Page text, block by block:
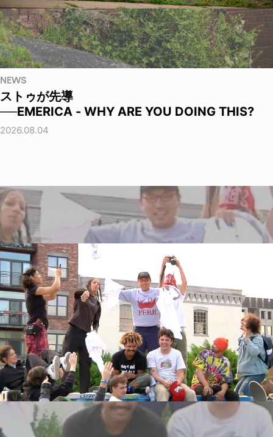
NEWS
ストゥが先導
──EMERICA - WHY ARE YOU DOING THIS?
2026.08.04